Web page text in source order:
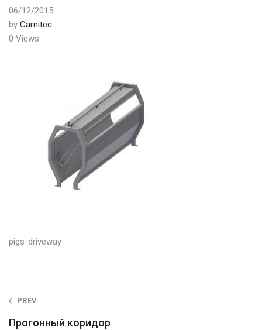
06/12/2015
by Carnitec
0 Views
pigs-driveway
Post
navigation
PREV
Прогонный коридор